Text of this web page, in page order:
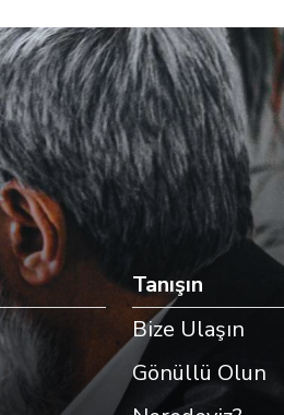
Tanışın
Bize Ulaşın
Gönüllü Olun